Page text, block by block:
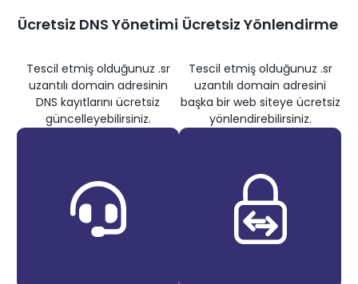
Ücretsiz DNS Yönetimi
Tescil etmiş olduğunuz .sr
uzantılı domain adresinin
DNS kayıtlarını ücretsiz
güncelleyebilirsiniz.
Ücretsiz Yönlendirme
Tescil etmiş olduğunuz .sr
uzantılı domain adresini
başka bir web siteye ücretsiz
yönlendirebilirsiniz.